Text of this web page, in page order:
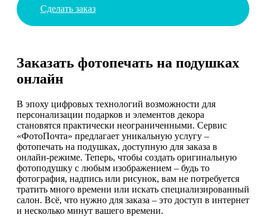
Сделать заказ
Заказать фотопечать на подушках
онлайн
В эпоху цифровых технологий возможности для
персонализации подарков и элементов декора
становятся практически неограниченными. Сервис
«ФотоПочта» предлагает уникальную услугу –
фотопечать на подушках, доступную для заказа в
онлайн-режиме. Теперь, чтобы создать оригинальную
фотоподушку с любым изображением – будь то
фотография, надпись или рисунок, вам не потребуется
тратить много времени или искать специализированный
салон. Всё, что нужно для заказа – это доступ в интернет
и несколько минут вашего времени.